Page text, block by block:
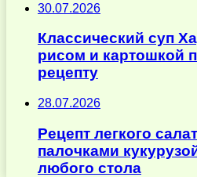
30.07.2026
Классический суп
рисом и картошкой
рецепту
28.07.2026
Рецепт легкого
палочками
любого стола